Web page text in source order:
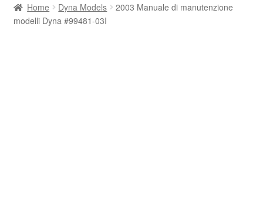
Shop
Home Dyna Models
2003 Manuale di manutenzione
modelli Dyna #99481-03I